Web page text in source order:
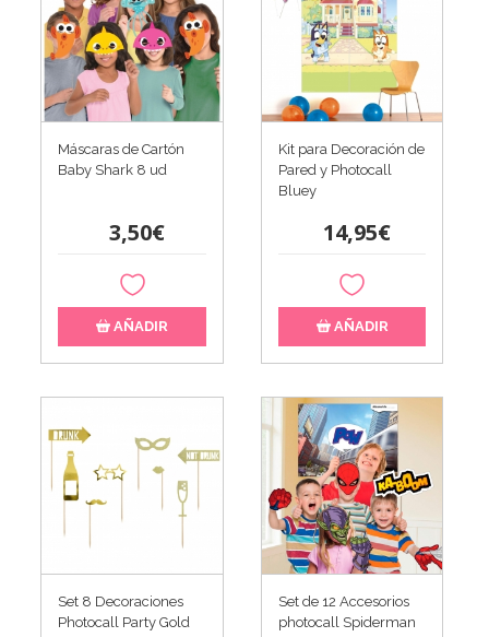
Máscaras de Cartón
Baby Shark 8 ud
3,50€
AÑADIR
Kit para Decoración de
Pared y Photocall
Bluey
14,95€
AÑADIR
Set 8 Decoraciones
Photocall Party Gold
Set de 12 Accesorios
photocall Spiderman